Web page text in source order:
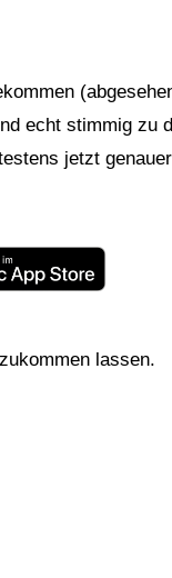
echt stimmig zu
jetzt
zukommen lassen.